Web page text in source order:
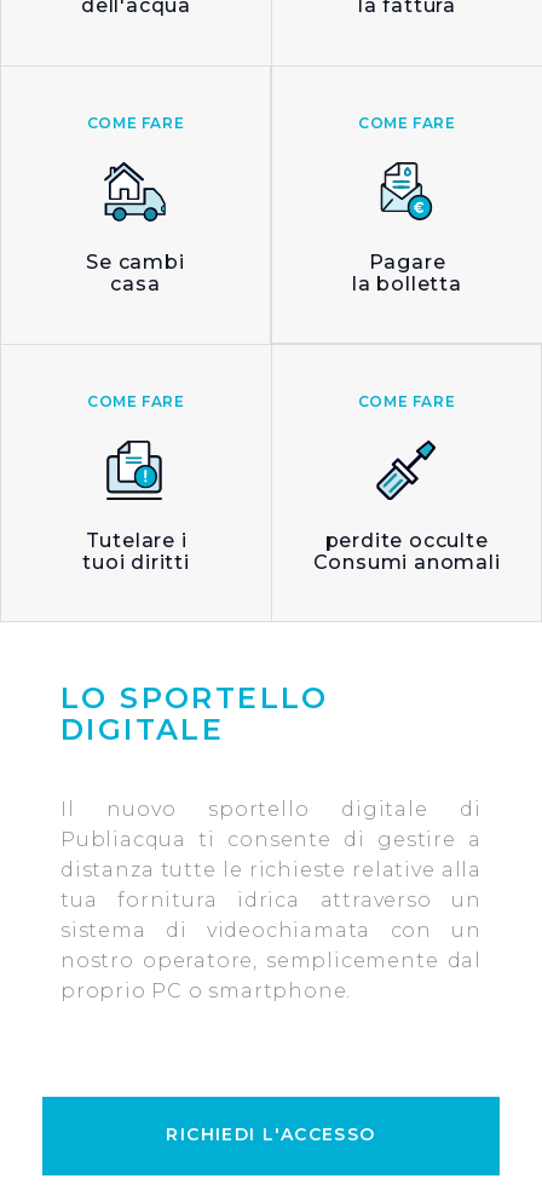
dell'acqua
la fattura
COME FARE
Se cambi
casa
COME FARE
Pagare
la bolletta
COME FARE
Tutelare i
tuoi diritti
COME FARE
perdite occulte
Consumi anomali
LO SPORTELLO
DIGITALE
Il nuovo sportello digitale di
Publiacqua ti consente di gestire a
distanza tutte le richieste relative alla
tua fornitura idrica attraverso un
sistema di videochiamata con un
nostro operatore, semplicemente dal
proprio PC o smartphone.
RICHIEDI L'ACCESSO